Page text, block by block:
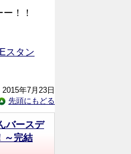
！！
スタン
2015年7月23日
先頭にもどる
バースデ
～完結